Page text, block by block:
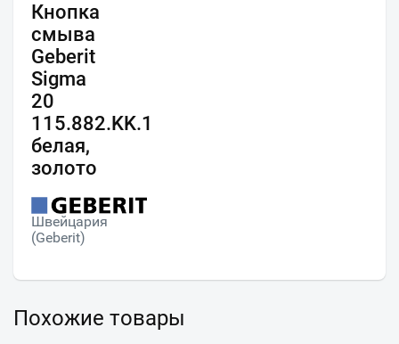
Кнопка
смыва
Geberit
Sigma
20
115.882.KK.1
белая,
золото
Швейцария
(Geberit)
Похожие товары